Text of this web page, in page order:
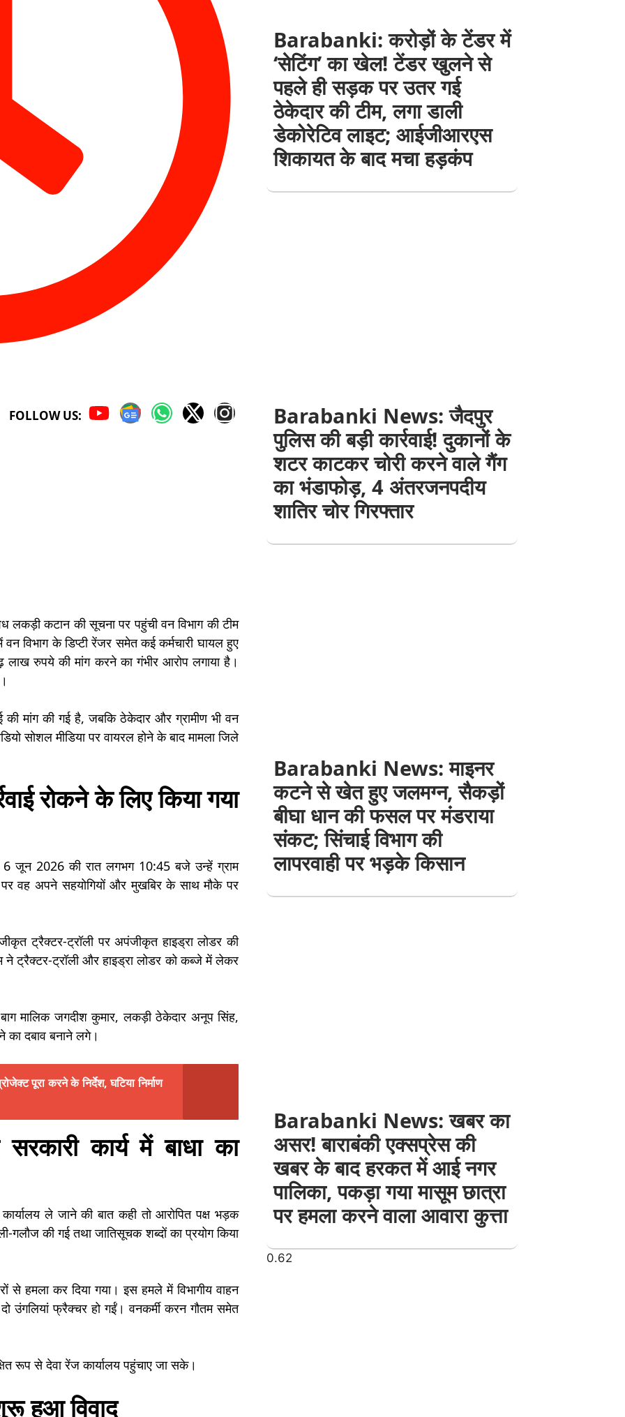
FOLLOW US:
लकड़ी कटान की सूचना पर पहुंची वन विभाग की टीम
विभाग के डिप्टी रेंजर समेत कई कर्मचारी घायल हुए
रुपये की मांग करने का गंभीर आरोप लगाया है।
की मांग की गई है, जबकि ठेकेदार और ग्रामीण भी वन
सोशल मीडिया पर वायरल होने के बाद मामला जिले
रोकने के लिए किया गया
6 जून 2026 की रात लगभग 10:45 बजे उन्हें ग्राम
वह अपने सहयोगियों और मुखबिर के साथ मौके पर
ट्रैक्टर-ट्रॉली पर अपंजीकृत हाइड्रा लोडर की
ने ट्रैक्टर-ट्रॉली और हाइड्रा लोडर को कब्जे में लेकर
मालिक जगदीश कुमार, लकड़ी ठेकेदार अनूप सिंह,
का दबाव बनाने लगे।
पूरा करने के निर्देश, घटिया निर्माण
कार्य में बाधा का
ले जाने की बात कही तो आरोपित पक्ष भड़क
गलौज की गई तथा जातिसूचक शब्दों का प्रयोग किया
से हमला कर दिया गया। इस हमले में विभागीय वाहन
उंगलियां फ्रैक्चर हो गईं। वनकर्मी करन गौतम समेत
रूप से देवा रेंज कार्यालय पहुंचाए जा सके।
हुआ विवाद
Barabanki: करोड़ों के टेंडर में
‘सेटिंग’ का खेल! टेंडर खुलने से
पहले ही सड़क पर उतर गई
ठेकेदार की टीम, लगा डाली
डेकोरेटिव लाइट; आईजीआरएस
शिकायत के बाद मचा हड़कंप
Barabanki News: जैदपुर
पुलिस की बड़ी कार्रवाई! दुकानों के
शटर काटकर चोरी करने वाले गैंग
का भंडाफोड़, 4 अंतरजनपदीय
शातिर चोर गिरफ्तार
Barabanki News: माइनर
कटने से खेत हुए जलमग्न, सैकड़ों
बीघा धान की फसल पर मंडराया
संकट; सिंचाई विभाग की
लापरवाही पर भड़के किसान
Barabanki News: खबर का
असर! बाराबंकी एक्सप्रेस की
खबर के बाद हरकत में आई नगर
पालिका, पकड़ा गया मासूम छात्रा
पर हमला करने वाला आवारा कुत्ता